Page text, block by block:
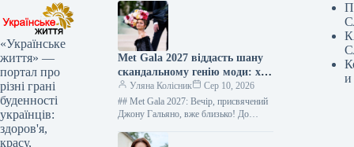
«Українське
життя» —
портал про
різні грані
буденності
українців:
здоров'я,
красу,
Met Gala 2027 віддасть шану
скандальному генію моди: хто
стане зіркою вечора
Уляна Колісник
Сер 10, 2026
## Met Gala 2027: Вечір, присвячений
Джону Гальяно, вже близько! До
Met Gala 2027 –…
и